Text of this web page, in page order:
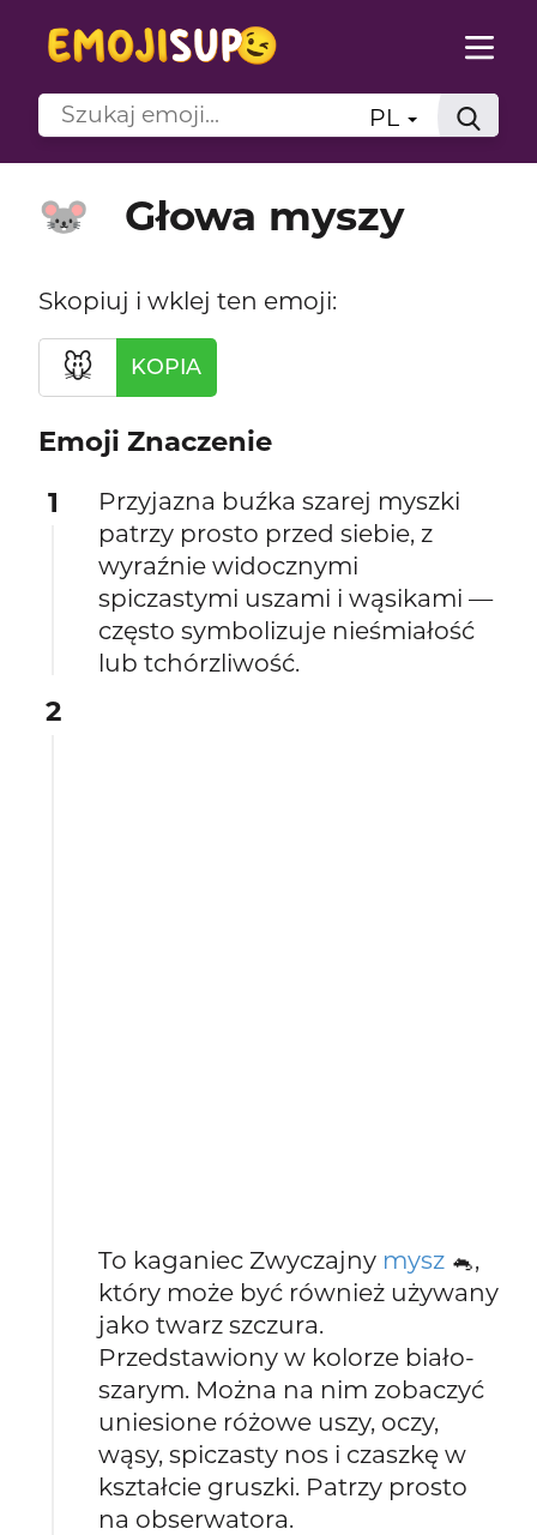
PL
🐭 Głowa myszy
Skopiuj i wklej ten emoji:
🐭 KOPIA
Emoji Znaczenie
1
Przyjazna buźka szarej myszki
patrzy prosto przed siebie, z
wyraźnie widocznymi
spiczastymi uszami i wąsikami —
często symbolizuje nieśmiałość
lub tchórzliwość.
2
To kaganiec Zwyczajny mysz 🐁,
który może być również używany
jako twarz szczura.
Przedstawiony w kolorze biało-
szarym. Można na nim zobaczyć
uniesione różowe uszy, oczy,
wąsy, spiczasty nos i czaszkę w
kształcie gruszki. Patrzy prosto
na obserwatora.